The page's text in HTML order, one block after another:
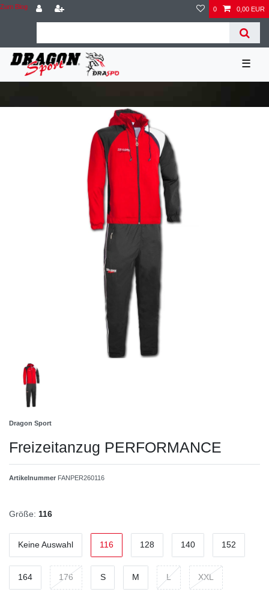
Zum Blog 0 0,00 EUR
☰
Dragon Sport
Freizeitanzug PERFORMANCE
Artikelnummer FANPER260116
Größe: 116
Keine Auswahl 116 128 140 152
164 176 S M L XXL